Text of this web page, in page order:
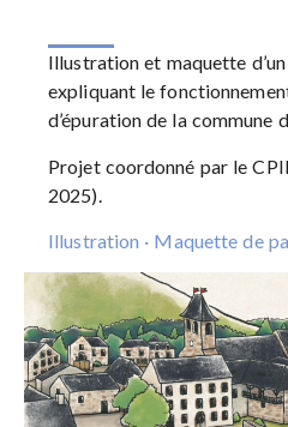
Illustration et maquette
expliquant le
d’épuration de la commune
Projet coordonné par le
2025).
Illustration · Maquette de